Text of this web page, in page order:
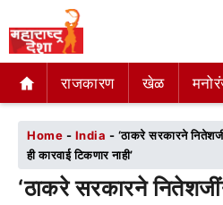
राजकारण खेळ
राजकारण खेळ
Home - India - ‘ठाकरे सरकारने
ही कारवाई टिकणार नाही’
‘ठाकरे सरकारने